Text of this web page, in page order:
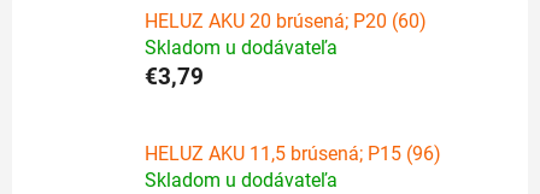
HELUZ AKU 20 brúsená; P20 (60)
Skladom u dodávateľa
€3,79
HELUZ AKU 11,5 brúsená; P15 (96)
Skladom u dodávateľa